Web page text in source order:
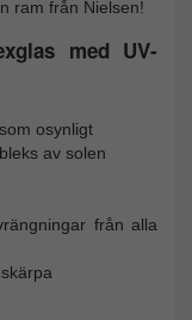
ram från Nielsen!
med UV-
osynligt
av solen
från alla